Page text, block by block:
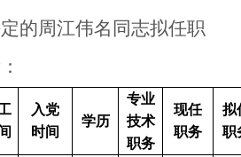
的周江伟名 同志拟任职
入党
时间
学历
专业
技术
职务
现任
职务
拟
职